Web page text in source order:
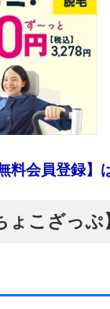
料会員登録】
こざっぷ